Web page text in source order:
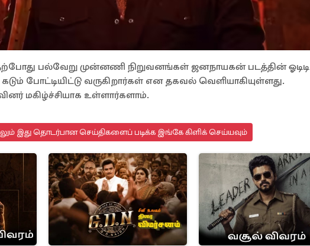
பல்வேறு முன்னணி நிறுவனங்கள் ஜனநாயகன் படத்தின் ஓடிடி
போட்டியிட்டு வருகிறார்கள் என தகவல் வெளியாகியுள்ளது.
மகிழ்ச்சியாக உள்ளார்களாம்.
இது தொடர்பான செய்திகளைப் படிக்க இங்கே கிளிக் செய்யவும்